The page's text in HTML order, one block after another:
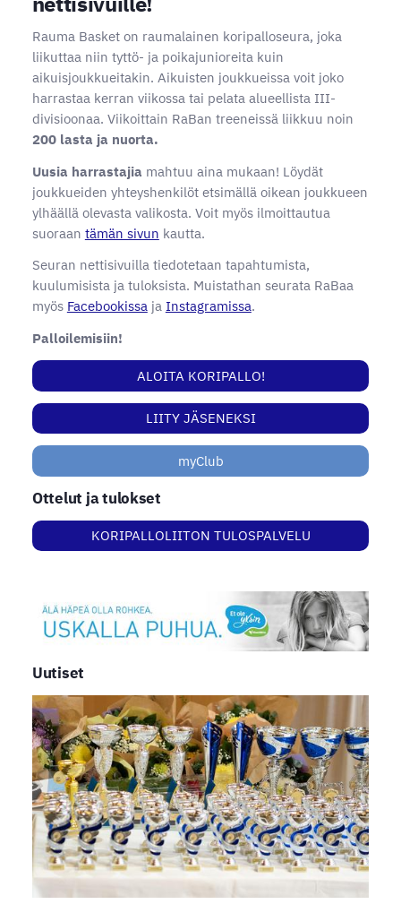
Rauma Basket on raumalainen koripalloseura, joka
liikuttaa niin tyttö- ja poikajunioreita kuin
aikuisjoukkueitakin. Aikuisten joukkueissa voit joko
harrastaa kerran viikossa tai pelata alueellista III-
divisioonaa. Viikoittain RaBan treeneissä liikkuu noin
200 lasta ja nuorta.
Uusia harrastajia mahtuu aina mukaan! Löydät
joukkueiden yhteyshenkilöt etsimällä oikean joukkueen
ylhäällä olevasta valikosta. Voit myös ilmoittautua
suoraan tämän sivun kautta.
Seuran nettisivuilla tiedotetaan tapahtumista,
kuulumisista ja tuloksista. Muistathan seurata RaBaa
myös Facebookissaja Instagramissa.
Palloilemisiin!
ALOITA KORIPALLO!
LIITY JÄSENEKSI
myClub
Ottelut ja tulokset
KORIPALLOLIITON TULOSPALVELU
Uutiset